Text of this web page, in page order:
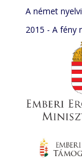
A német
2015 - A fény